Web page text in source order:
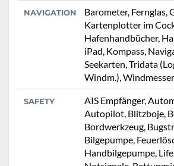
NAVIGATION
Barometer, Fernglas,
Kartenplotter im
Hafenhandbücher,
iPad, Kompass,
Seekarten, Tridata
Windm.), Windmesser
SAFETY
AIS Empfänger,
Autopilot, Blitzboje,
Bordwerkzeug,
Bilgepumpe,
Handbilgepumpe,